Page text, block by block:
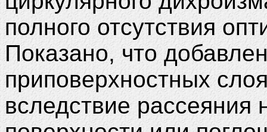
полного отсутствия
Показано, что
приповерхностных
вследствие рассеяния